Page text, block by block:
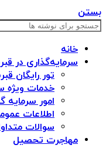
بستن
خانه
سرمایه‌گذاری در
تور رایگان
خدمات ویژه
امور سرمایه
اطلاعات
سوالات
مهاجرت تحصیل